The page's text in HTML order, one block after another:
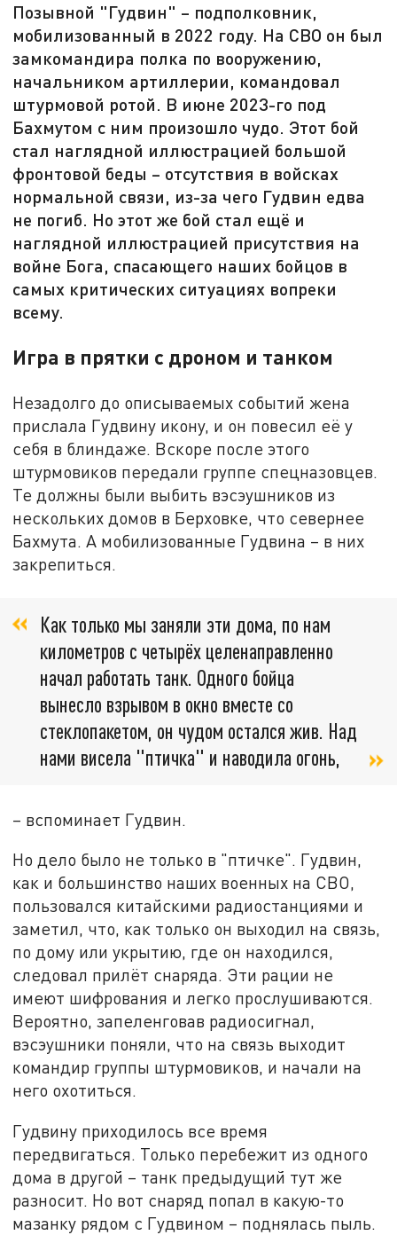
Позывной "Гудвин" – подполковник,
мобилизованный в 2022 году. На СВО он был
замкомандира полка по вооружению,
начальником артиллерии, командовал
штурмовой ротой. В июне 2023-го под
Бахмутом с ним произошло чудо. Этот бой
стал наглядной иллюстрацией большой
фронтовой беды – отсутствия в войсках
нормальной связи, из-за чего Гудвин едва
не погиб. Но этот же бой стал ещё и
наглядной иллюстрацией присутствия на
войне Бога, спасающего наших бойцов в
самых критических ситуациях вопреки
всему.
Игра в прятки с дроном и танком
Незадолго до описываемых событий жена
прислала Гудвину икону, и он повесил её у
себя в блиндаже. Вскоре после этого
штурмовиков передали группе спецназовцев.
Те должны были выбить вэсэушников из
нескольких домов в Берховке, что севернее
Бахмута. А мобилизованные Гудвина – в них
закрепиться.
Как только мы заняли эти дома, по нам
километров с четырёх целенаправленно
начал работать танк. Одного бойца
вынесло взрывом в окно вместе со
стеклопакетом, он чудом остался жив. Над
нами висела "птичка" и наводила огонь,
– вспоминает Гудвин.
Но дело было не только в "птичке". Гудвин,
как и большинство наших военных на СВО,
пользовался китайскими радиостанциями и
заметил, что, как только он выходил на связь,
по дому или укрытию, где он находился,
следовал прилёт снаряда. Эти рации не
имеют шифрования и легко прослушиваются.
Вероятно, запеленговав радиосигнал,
вэсэушники поняли, что на связь выходит
командир группы штурмовиков, и начали на
него охотиться.
Гудвину приходилось все время
передвигаться. Только перебежит из одного
дома в другой – танк предыдущий тут же
разносит. Но вот снаряд попал в какую-то
мазанку рядом с Гудвином – поднялась пыль.